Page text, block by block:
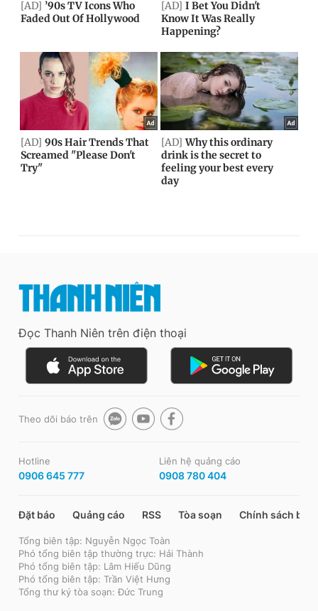
Đọc Thanh Niên trên điện thoại
Theo dõi báo trên
Hotline
0906 645 777
Liên hệ quảng cáo
0908 780 404
Đặt báo Quảng cáo RSS Tòa soạn Chính sách bảo
Tổng biên tập: Nguyễn Ngọc Toàn
Phó tổng biên tập thường trực: Hải Thành
Phó tổng biên tập: Lâm Hiếu Dũng
Phó tổng biên tập: Trần Việt Hưng
Tổng thư ký tòa soạn: Đức Trung